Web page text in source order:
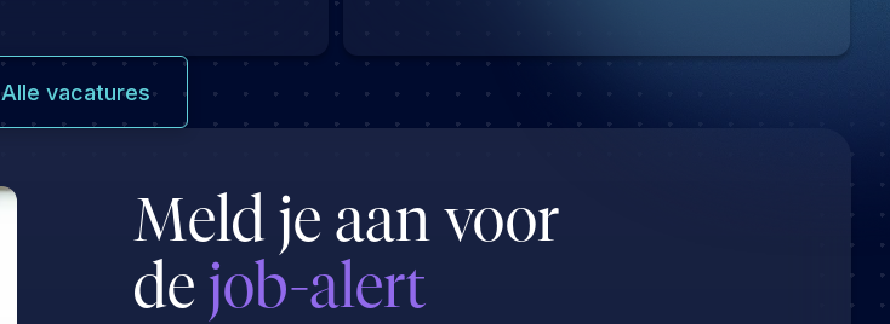
Alle vacatures
Meld je aan voor
dejob-alert